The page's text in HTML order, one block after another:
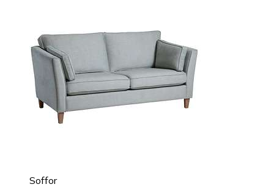
Soffor